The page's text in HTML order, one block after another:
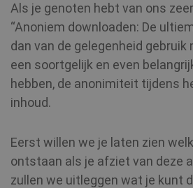
Als je genoten hebt van ons
“Anoniem downloaden: De
dan van de gelegenheid
een soortgelijk en even
hebben, de anonimiteit tijdens
inhoud.
Eerst willen we je laten zien
ontstaan als je afziet van deze
zullen we uitleggen wat je kunt